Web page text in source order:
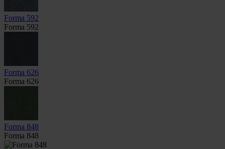
Forma 592
Forma 592
Forma 626
Forma 626
Forma 848
Forma 848